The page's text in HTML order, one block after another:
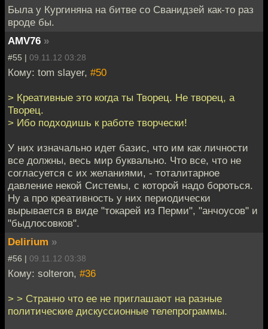
Была у Кургиняна на битве со Сванидзей как-то раз
вроде бы.
AMV76 »
#55 | 09.11.12 03:28
Кому: tom slayer, #50
> Креативные это когда ты Творец. Не творец, а
Творец.
> Ибо подходишь к работе творчески!
У них изначально идет базис, что им как личности
все должны, весь мир буквально. Что все, что не
согласуется с их желаниями, - тоталитарное
давление некой Системы, с которой надо бороться.
Ну а про креативность у них периодически
вырывается в виде "токарей из Перми", "анчоусов" и
"быдлосовков".
Delirium »
#56 | 09.11.12 03:38
Кому: solteron, #36
> > Странно что ее не приглашают на разные
политические дискуссионные телепрограммы.